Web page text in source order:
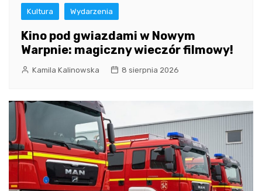
Kultura Wydarzenia
Kino pod gwiazdami w Nowym
Warpnie: magiczny wieczór filmowy!
Kamila Kalinowska 8 sierpnia 2026